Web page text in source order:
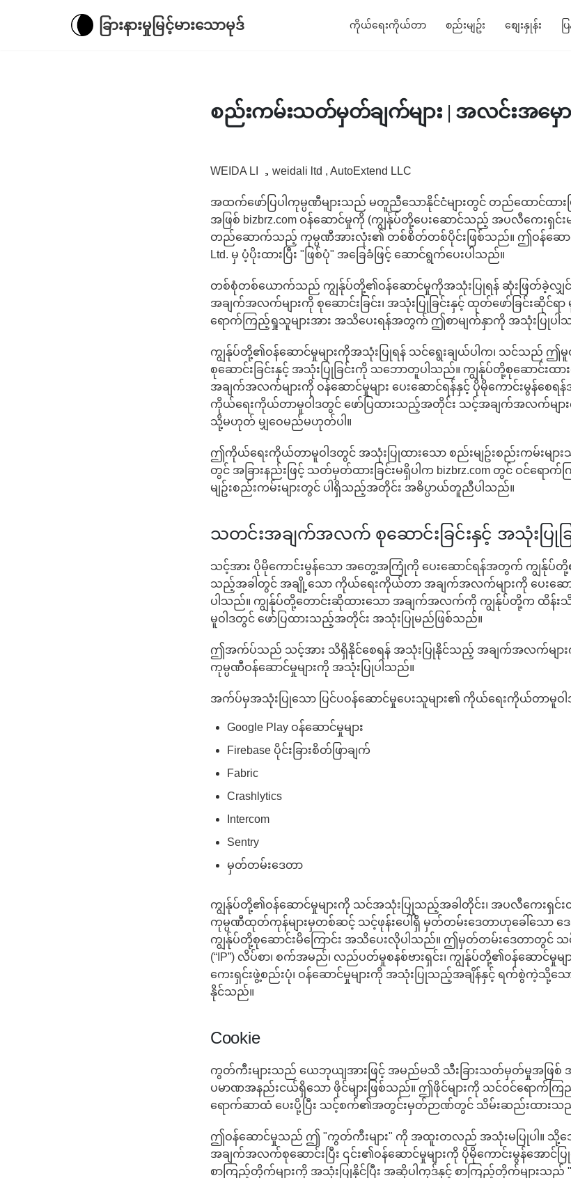
ခြားနားမှုမြင့်မားသောမုဒ် ကိုယ်ရေးကိုယ်တာ စည်းမျဥ်း စျေးနှုန်း ပ
စည်းကမ်းသတ်မှတ်ချက်များ | အလင်းအမှော
WEIDA LI ，weidali ltd , AutoExtend LLC
အထက်ဖော်ပြပါကုမ္ပဏီများသည် မတူညီသောနိုင်ငံများတွင် တည်ထောင်ထားပြီ
အဖြစ် bizbrz.com ဝန်ဆောင်မှုကို (ကျွန်ုပ်တို့ပေးဆောင်သည့် အပလီကေးရှင်း
တည်ဆောက်သည့် ကုမ္ပဏီအားလုံး၏ တစ်စိတ်တစ်ပိုင်းဖြစ်သည်။ ဤဝန်ဆောင်မှုကို
Ltd. မှ ပံ့ပိုးထားပြီး "ဖြစ်ပုံ" အခြေခံဖြင့် ဆောင်ရွက်ပေးပါသည်။
တစ်စုံတစ်ယောက်သည် ကျွန်ုပ်တို့၏ဝန်ဆောင်မှုကိုအသုံးပြုရန် ဆုံးဖြတ်ခဲ့လ
အချက်အလက်များကို စုဆောင်းခြင်း၊ အသုံးပြုခြင်းနှင့် ထုတ်ဖော်ခြင်းဆိုင်ရ
ရောက်ကြည့်ရှုသူများအား အသိပေးရန်အတွက် ဤစာမျက်နှာကို အသုံးပြုပါ
ကျွန်ုပ်တို့၏ဝန်ဆောင်မှုများကိုအသုံးပြုရန် သင်ရွေးချယ်ပါက၊ သင်သည်
စုဆောင်းခြင်းနှင့် အသုံးပြုခြင်းကို သဘောတူပါသည်။ ကျွန်ုပ်တို့စုဆောင်း
အချက်အလက်များကို ဝန်ဆောင်မှုများ ပေးဆောင်ရန်နှင့် ပိုမိုကောင်းမွန်စ
ကိုယ်ရေးကိုယ်တာမူဝါဒတွင် ဖော်ပြထားသည့်အတိုင်း သင့်အချက်အလက်များကို
သို့မဟုတ် မျှဝေမည်မဟုတ်ပါ။
ဤကိုယ်ရေးကိုယ်တာမူဝါဒတွင် အသုံးပြုထားသော စည်းမျဥ်းစည်းကမ်းမျ
တွင် အခြားနည်းဖြင့် သတ်မှတ်ထားခြင်းမရှိပါက bizbrz.com တွင် ဝင်ရေ
မျဥ်းစည်းကမ်းများတွင် ပါရှိသည့်အတိုင်း အဓိပ္ပာယ်တူညီပါသည်။
သတင်းအချက်အလက် စုဆောင်းခြင်းနှင့် အသုံးပြုခြ
သင့်အား ပိုမိုကောင်းမွန်သော အတွေ့အကြုံကို ပေးဆောင်ရန်အတွက် ကျွန်ုပ်တို့
သည့်အခါတွင် အချို့သော ကိုယ်ရေးကိုယ်တာ အချက်အလက်များကို ပေးဆော
ပါသည်။ ကျွန်ုပ်တို့တောင်းဆိုထားသော အချက်အလက်ကို ကျွန်ုပ်တို့က ထိန်း
မူဝါဒတွင် ဖော်ပြထားသည့်အတိုင်း အသုံးပြုမည်ဖြစ်သည်။
ဤအက်ပ်သည် သင့်အား သိရှိနိုင်စေရန် အသုံးပြုနိုင်သည့် အချက်အလက်များကို
ကုမ္ပဏီဝန်ဆောင်မှုများကို အသုံးပြုပါသည်။
အက်ပ်မှအသုံးပြုသော ပြင်ပဝန်ဆောင်မှုပေးသူများ၏ ကိုယ်ရေးကိုယ်တာမူဝါဒ
Google Play ဝန်ဆောင်မှုများ
Firebase ပိုင်းခြားစိတ်ဖြာချက်
Fabric
Crashlytics
Intercom
Sentry
မှတ်တမ်းဒေတာ
ကျွန်ုပ်တို့၏ဝန်ဆောင်မှုများကို သင်အသုံးပြုသည့်အခါတိုင်း၊ အပလီကေးရှင်းတွ
ကုမ္ပဏီထုတ်ကုန်များမှတစ်ဆင့် သင့်ဖုန်းပေါ်ရှိ မှတ်တမ်းဒေတာဟုခေါ်သော
ကျွန်ုပ်တို့စုဆောင်းမိကြောင်း အသိပေးလိုပါသည်။ ဤမှတ်တမ်းဒေတာတွ
(“IP”) လိပ်စာ၊ စက်အမည်၊ လည်ပတ်မှုစနစ်ဗားရှင်း၊ ကျွန်ုပ်တို့၏ဝန်ဆောင်
ကေးရှင်းဖွဲ့စည်းပုံ၊ ဝန်ဆောင်မှုများကို အသုံးပြုသည့်အချိန်နှင့် ရက်စွဲကဲ့သို့သေ
နိုင်သည်။
Cookie
ကွတ်ကီးများသည် ယေဘုယျအားဖြင့် အမည်မသိ သီးခြားသတ်မှတ်မှုအဖြ
ပမာဏအနည်းငယ်ရှိသော ဖိုင်များဖြစ်သည်။ ဤဖိုင်များကို သင်ဝင်ရောက်
ရောက်ဆာထံ ပေးပို့ပြီး သင့်စက်၏အတွင်းမှတ်ဉာဏ်တွင် သိမ်းဆည်းထားသ
ဤဝန်ဆောင်မှုသည် ဤ "ကွတ်ကီးများ" ကို အထူးတလည် အသုံးမပြုပါ။ သို့သ
အချက်အလက်စုဆောင်းပြီး ၎င်း၏ဝန်ဆောင်မှုများကို ပိုမိုကောင်းမွန်အောင်
စာကြည့်တိုက်များကို အသုံးပြုနိုင်ပြီး အဆိုပါကုဒ်နှင့် စာကြည့်တိုက်များသည်